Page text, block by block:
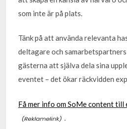
som inte är på plats.
Tänk på att använda relevanta
deltagare och
gästerna att själva dela sina
eventet – det ökar räckvidden
Få mer info om SoMe content till